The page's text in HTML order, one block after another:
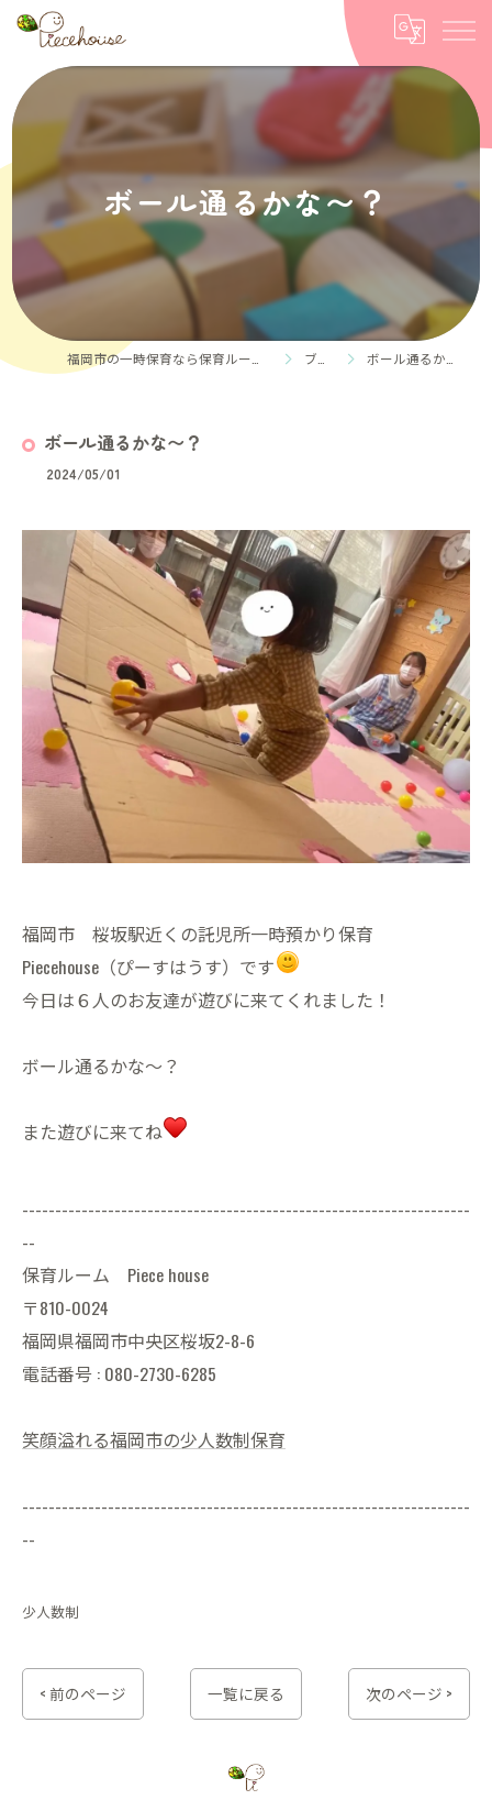
ボール通るかな〜？
ブログ ボール通るかな〜？
ボール通るかな〜？
2024/05/01
福岡市 桜坂駅近くの託児所一時預かり保育
Piecehouse（ぴーすはうす）です
今日は６人のお友達が遊びに来てくれました！
ボール通るかな〜？
また遊びに来てね
--------------------------------------------------------------------
--
保育ルーム Piece house
〒810-0024
福岡県福岡市中央区桜坂2-8-6
電話番号 : 080-2730-6285
笑顔溢れる福岡市の少人数制保育
--------------------------------------------------------------------
--
少人数制
< 前のページ 一覧に戻る 次のページ >